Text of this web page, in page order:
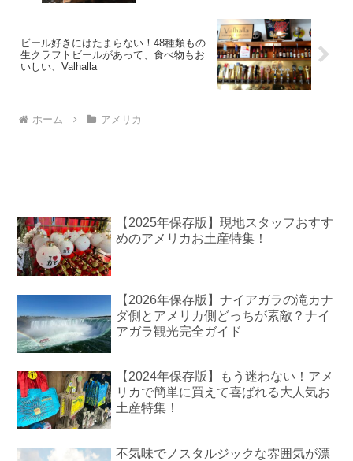
ビール好きにはたまらない！48種類もの
生クラフトビールがあって、食べ物もお
いしい、Valhalla
ホーム アメリカ
【2025年保存版】現地スタッフおすす
めのアメリカお土産特集！
【2026年保存版】ナイアガラの滝カナ
ダ側とアメリカ側どっちが素敵？ナイ
アガラ観光完全ガイド
【2024年保存版】もう迷わない！アメ
リカで簡単に買えて喜ばれる大人気お
土産特集！
不気味でノスタルジックな雰囲気が漂